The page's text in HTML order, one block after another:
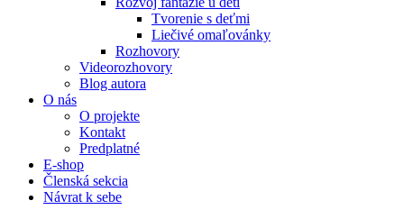
Tvorenie s deťmi
Liečivé omaľovánky
Rozhovory
Videorozhovory
Blog autora
O nás
O projekte
Kontakt
Predplatné
E-shop
Členská sekcia
Návrat k sebe